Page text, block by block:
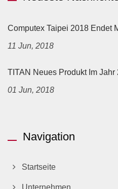
Computex Taipei 2018 Endet
11 Jun, 2018
TITAN Neues Produkt Im Jahr
01 Jun, 2018
Navigation
Startseite
Unternehmen